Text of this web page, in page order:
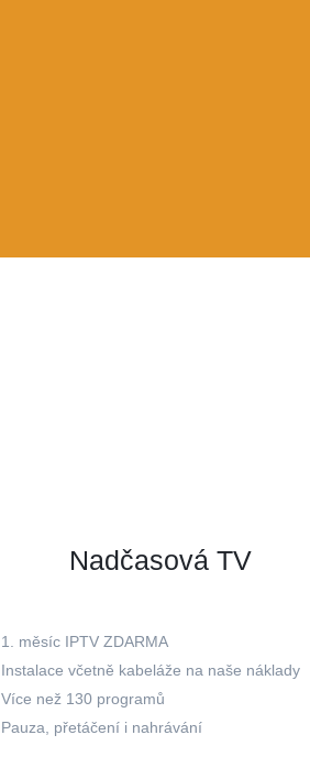
Nadčasová TV
1. měsíc IPTV ZDARMA
Instalace včetně kabeláže na naše náklady
Více než 130 programů
Pauza, přetáčení i nahrávání